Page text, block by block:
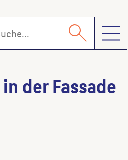
der Fassade